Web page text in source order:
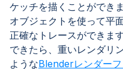
ケッチを描くことができ
オブジェクトを使って平
正確なトレースができま
できたら、重いレンダリ
ようなBlenderレンダー